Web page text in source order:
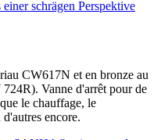
CW617N et en bronze au
Vanne d'arrêt pour de
le chauffage, le
encore.